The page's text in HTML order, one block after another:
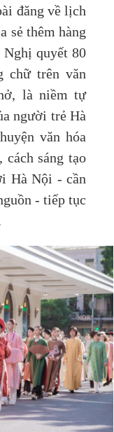
đăng về lịch
sẻ thêm hàng
quyết 80
chữ trên văn
là niềm tự
người trẻ Hà
văn hóa
cách sáng tạo
Hà Nội - cần
- tiếp tục